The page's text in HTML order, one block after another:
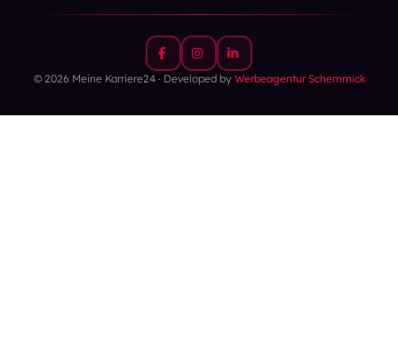
© 2026 Meine Karriere24 · Developed by Werbeagentur Schemmick